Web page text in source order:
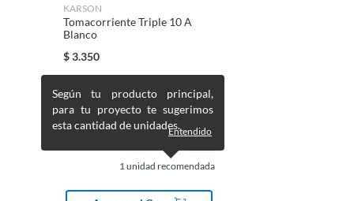
KARSON
Tomacorriente Triple 10 A
Blanco
$3.350
1 unidad recomendada
Según tu producto principal,
para tu proyecto te sugerimos
esta cantidad de unidades.Entendido